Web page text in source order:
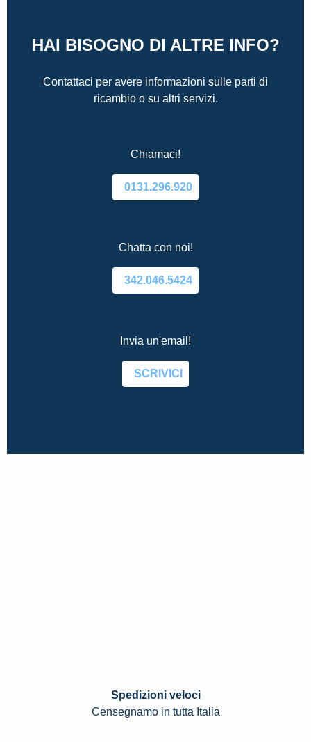
HAI BISOGNO DI ALTRE INFO?
Contattaci per avere informazioni sulle parti di
ricambio o su altri servizi.
Chiamaci!
0131.296.920
Chatta con noi!
342.046.5424
Invia un'email!
SCRIVICI
Spedizioni veloci
Censegnamo in tutta Italia